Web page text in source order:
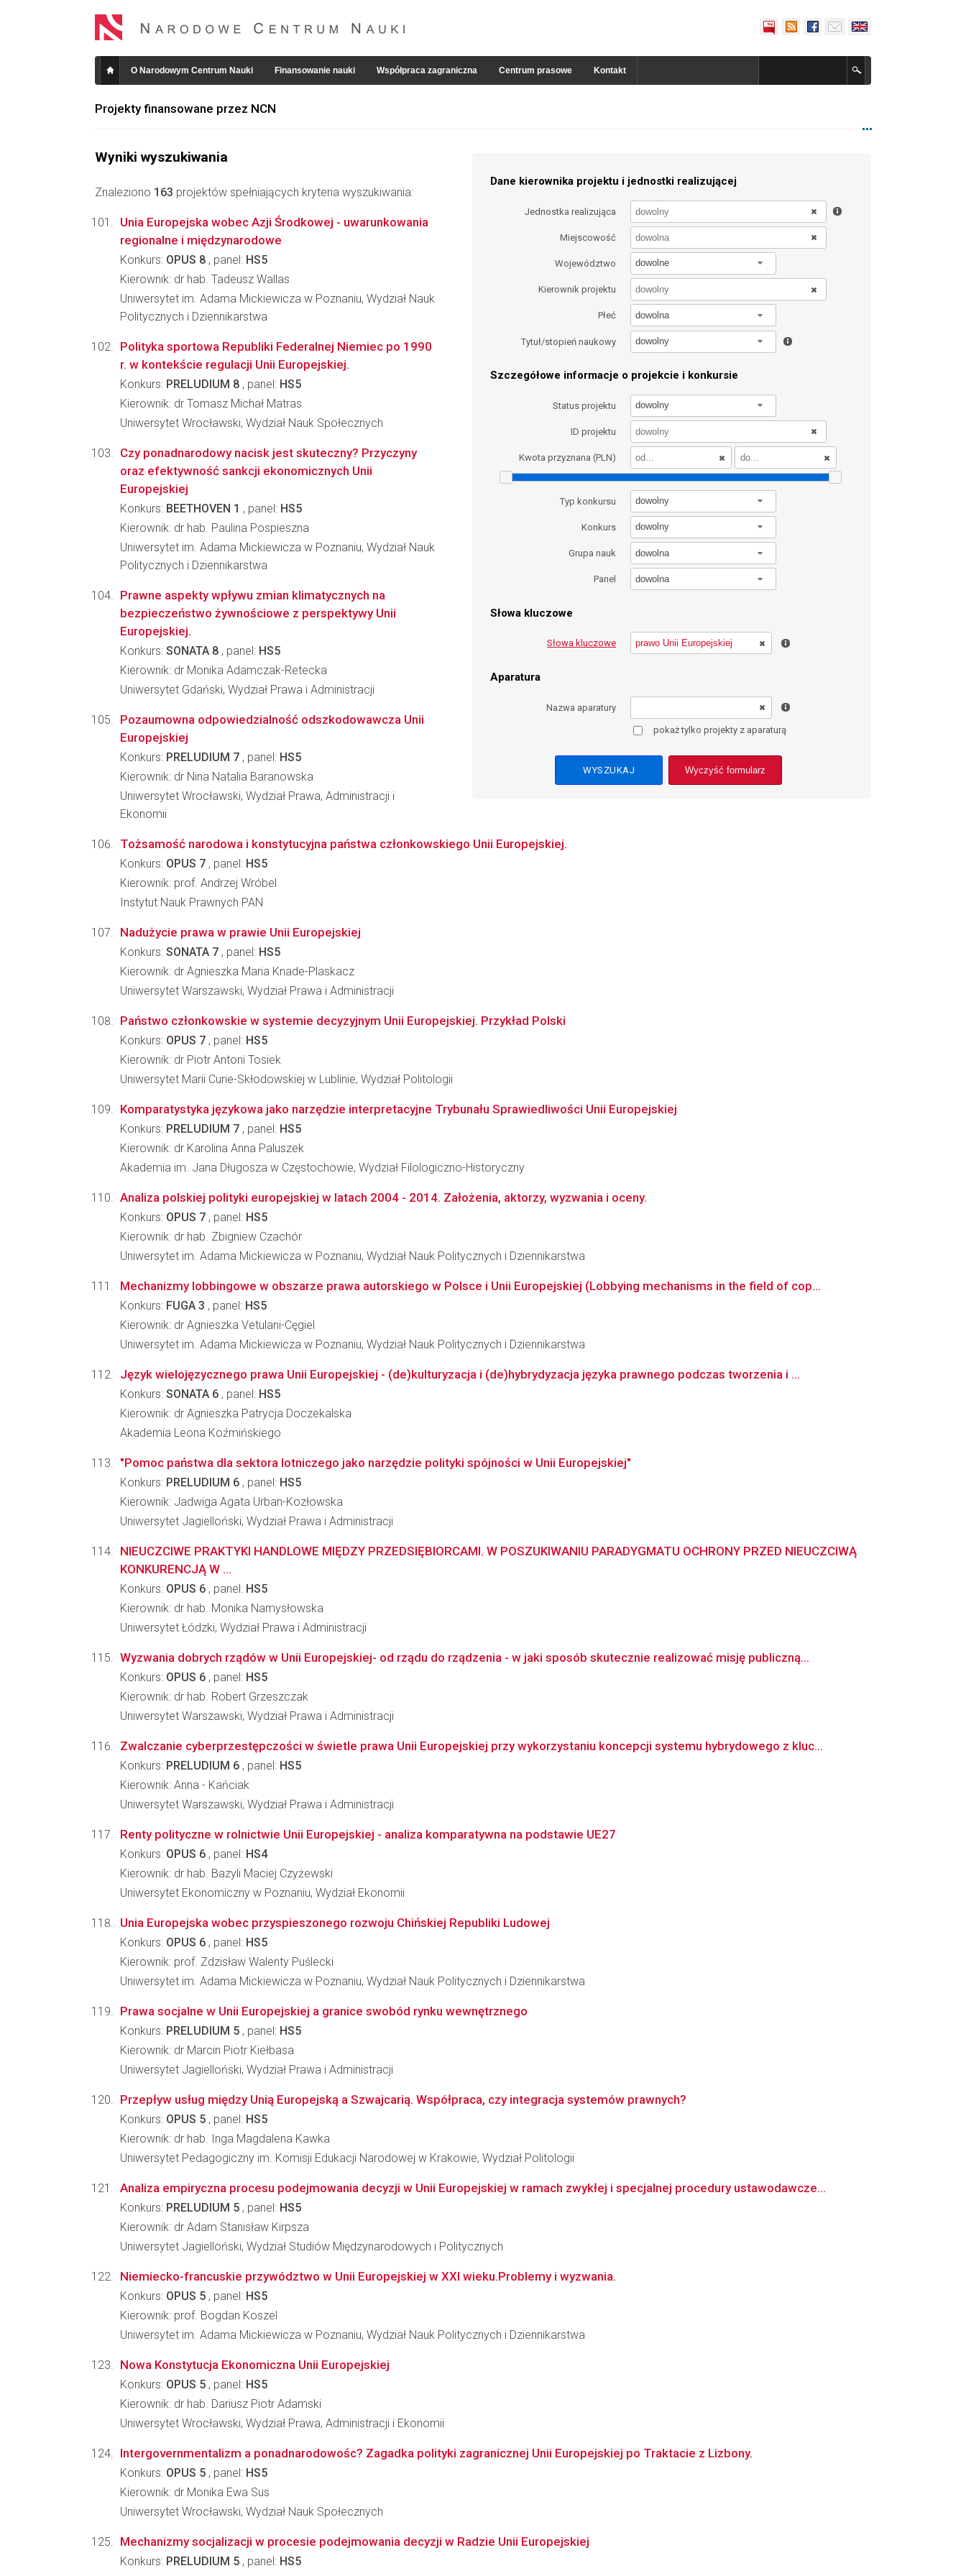
O Narodowym Centrum Nauki Finansowanie nauki Współpraca zagraniczna Centrum prasowe Kontakt
Projekty finansowane przez NCN
Wyniki wyszukiwania
Znaleziono 163 projektów spełniających kryteria wyszukiwania:
Dane kierownika projektu i jednostki realizującej
Jednostka realizująca
Miejscowość
Województwo dowolne
Kierownik projektu
Płeć dowolna
Tytuł/stopień naukowy dowolny
Szczegółowe informacje o projekcie i konkursie
Status projektu dowolny
ID projektu
Kwota przyznana (PLN)
Typ konkursu dowolny
Konkurs dowolny
Grupa nauk dowolna
Panel dowolna
Słowa kluczowe
Słowa kluczowe
Aparatura
Nazwa aparatury
pokaż tylko projekty z aparaturą
Wyczyść formularz
Unia Europejska wobec Azji Środkowej - uwarunkowania
regionalne i międzynarodowe
Konkurs: OPUS 8 , panel: HS5
Kierownik: dr hab. Tadeusz Wallas
Uniwersytet im. Adama Mickiewicza w Poznaniu, Wydział Nauk
Politycznych i Dziennikarstwa
Polityka sportowa Republiki Federalnej Niemiec po 1990
r. w kontekście regulacji Unii Europejskiej.
Konkurs: PRELUDIUM 8 , panel: HS5
Kierownik: dr Tomasz Michał Matras
Uniwersytet Wrocławski, Wydział Nauk Społecznych
Czy ponadnarodowy nacisk jest skuteczny? Przyczyny
oraz efektywność sankcji ekonomicznych Unii
Europejskiej
Konkurs: BEETHOVEN 1 , panel: HS5
Kierownik: dr hab. Paulina Pospieszna
Uniwersytet im. Adama Mickiewicza w Poznaniu, Wydział Nauk
Politycznych i Dziennikarstwa
Prawne aspekty wpływu zmian klimatycznych na
bezpieczeństwo żywnościowe z perspektywy Unii
Europejskiej.
Konkurs: SONATA 8 , panel: HS5
Kierownik: dr Monika Adamczak-Retecka
Uniwersytet Gdański, Wydział Prawa i Administracji
Pozaumowna odpowiedzialność odszkodowawcza Unii
Europejskiej
Konkurs: PRELUDIUM 7 , panel: HS5
Kierownik: dr Nina Natalia Baranowska
Uniwersytet Wrocławski, Wydział Prawa, Administracji i
Ekonomii
Tożsamość narodowa i konstytucyjna państwa członkowskiego Unii Europejskiej.
Konkurs: OPUS 7 , panel: HS5
Kierownik: prof. Andrzej Wróbel
Instytut Nauk Prawnych PAN
Nadużycie prawa w prawie Unii Europejskiej
Konkurs: SONATA 7 , panel: HS5
Kierownik: dr Agnieszka Maria Knade-Plaskacz
Uniwersytet Warszawski, Wydział Prawa i Administracji
Państwo członkowskie w systemie decyzyjnym Unii Europejskiej. Przykład Polski
Konkurs: OPUS 7 , panel: HS5
Kierownik: dr Piotr Antoni Tosiek
Uniwersytet Marii Curie-Skłodowskiej w Lublinie, Wydział Politologii
Komparatystyka językowa jako narzędzie interpretacyjne Trybunału Sprawiedliwości Unii Europejskiej
Konkurs: PRELUDIUM 7 , panel: HS5
Kierownik: dr Karolina Anna Paluszek
Akademia im. Jana Długosza w Częstochowie, Wydział Filologiczno-Historyczny
Analiza polskiej polityki europejskiej w latach 2004 - 2014. Założenia, aktorzy, wyzwania i oceny.
Konkurs: OPUS 7 , panel: HS5
Kierownik: dr hab. Zbigniew Czachór
Uniwersytet im. Adama Mickiewicza w Poznaniu, Wydział Nauk Politycznych i Dziennikarstwa
Mechanizmy lobbingowe w obszarze prawa autorskiego w Polsce i Unii Europejskiej (Lobbying mechanisms in the field of cop...
Konkurs: FUGA 3 , panel: HS5
Kierownik: dr Agnieszka Vetulani-Cęgiel
Uniwersytet im. Adama Mickiewicza w Poznaniu, Wydział Nauk Politycznych i Dziennikarstwa
Język wielojęzycznego prawa Unii Europejskiej - (de)kulturyzacja i (de)hybrydyzacja języka prawnego podczas tworzenia i ...
Konkurs: SONATA 6 , panel: HS5
Kierownik: dr Agnieszka Patrycja Doczekalska
Akademia Leona Koźmińskiego
"Pomoc państwa dla sektora lotniczego jako narzędzie polityki spójności w Unii Europejskiej"
Konkurs: PRELUDIUM 6 , panel: HS5
Kierownik: Jadwiga Agata Urban-Kozłowska
Uniwersytet Jagielloński, Wydział Prawa i Administracji
NIEUCZCIWE PRAKTYKI HANDLOWE MIĘDZY PRZEDSIĘBIORCAMI. W POSZUKIWANIU PARADYGMATU OCHRONY PRZED NIEUCZCIWĄ
KONKURENCJĄ W ...
Konkurs: OPUS 6 , panel: HS5
Kierownik: dr hab. Monika Namysłowska
Uniwersytet Łódzki, Wydział Prawa i Administracji
Wyzwania dobrych rządów w Unii Europejskiej- od rządu do rządzenia - w jaki sposób skutecznie realizować misję publiczną...
Konkurs: OPUS 6 , panel: HS5
Kierownik: dr hab. Robert Grzeszczak
Uniwersytet Warszawski, Wydział Prawa i Administracji
Zwalczanie cyberprzestępczości w świetle prawa Unii Europejskiej przy wykorzystaniu koncepcji systemu hybrydowego z kluc...
Konkurs: PRELUDIUM 6 , panel: HS5
Kierownik: Anna - Kańciak
Uniwersytet Warszawski, Wydział Prawa i Administracji
Renty polityczne w rolnictwie Unii Europejskiej - analiza komparatywna na podstawie UE27
Konkurs: OPUS 6 , panel: HS4
Kierownik: dr hab. Bazyli Maciej Czyżewski
Uniwersytet Ekonomiczny w Poznaniu, Wydział Ekonomii
Unia Europejska wobec przyspieszonego rozwoju Chińskiej Republiki Ludowej
Konkurs: OPUS 6 , panel: HS5
Kierownik: prof. Zdzisław Walenty Puślecki
Uniwersytet im. Adama Mickiewicza w Poznaniu, Wydział Nauk Politycznych i Dziennikarstwa
Prawa socjalne w Unii Europejskiej a granice swobód rynku wewnętrznego
Konkurs: PRELUDIUM 5 , panel: HS5
Kierownik: dr Marcin Piotr Kiełbasa
Uniwersytet Jagielloński, Wydział Prawa i Administracji
Przepływ usług między Unią Europejską a Szwajcarią. Współpraca, czy integracja systemów prawnych?
Konkurs: OPUS 5 , panel: HS5
Kierownik: dr hab. Inga Magdalena Kawka
Uniwersytet Pedagogiczny im. Komisji Edukacji Narodowej w Krakowie, Wydział Politologii
Analiza empiryczna procesu podejmowania decyzji w Unii Europejskiej w ramach zwykłej i specjalnej procedury ustawodawcze...
Konkurs: PRELUDIUM 5 , panel: HS5
Kierownik: dr Adam Stanisław Kirpsza
Uniwersytet Jagielloński, Wydział Studiów Międzynarodowych i Politycznych
Niemiecko-francuskie przywództwo w Unii Europejskiej w XXI wieku.Problemy i wyzwania.
Konkurs: OPUS 5 , panel: HS5
Kierownik: prof. Bogdan Koszel
Uniwersytet im. Adama Mickiewicza w Poznaniu, Wydział Nauk Politycznych i Dziennikarstwa
Nowa Konstytucja Ekonomiczna Unii Europejskiej
Konkurs: OPUS 5 , panel: HS5
Kierownik: dr hab. Dariusz Piotr Adamski
Uniwersytet Wrocławski, Wydział Prawa, Administracji i Ekonomii
Intergovernmentalizm a ponadnarodowośc? Zagadka polityki zagranicznej Unii Europejskiej po Traktacie z Lizbony.
Konkurs: OPUS 5 , panel: HS5
Kierownik: dr Monika Ewa Sus
Uniwersytet Wrocławski, Wydział Nauk Społecznych
Mechanizmy socjalizacji w procesie podejmowania decyzji w Radzie Unii Europejskiej
Konkurs: PRELUDIUM 5 , panel: HS5